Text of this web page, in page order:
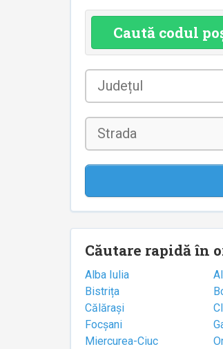
Caută codul
Căutare rapidă în
Alba Iulia
Bistrița
Călărași
Focșani
Miercurea-Ciuc